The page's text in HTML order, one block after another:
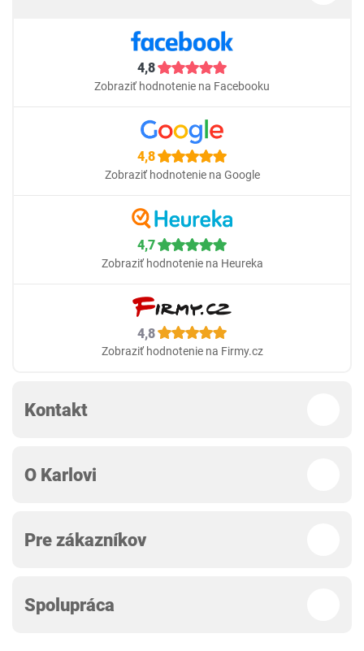
4,8
Zobraziť hodnotenie na Facebooku
4,8
Zobraziť hodnotenie na Google
4,7
Zobraziť hodnotenie na Heureka
4,8
Zobraziť hodnotenie na Firmy.cz
Kontakt
O Karlovi
Pre zákazníkov
Spolupráca